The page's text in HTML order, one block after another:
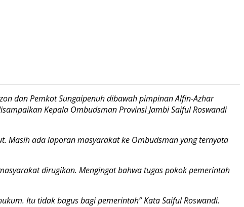
dan Pemkot Sungaipenuh dibawah pimpinan Alfin-Azhar
Kepala Ombudsman Provinsi Jambi Saiful Roswandi
Masih ada laporan masyarakat ke Ombudsman yang ternyata
dirugikan. Mengingat bahwa tugas pokok pemerintah
Itu tidak bagus bagi pemerintah” Kata Saiful Roswandi.